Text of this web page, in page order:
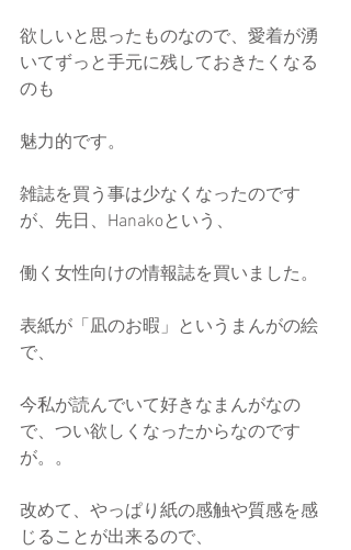
欲しいと思ったものなので、愛着が湧
いてずっと手元に残しておきたくなる
のも
魅力的です。
雑誌を買う事は少なくなったのです
が、先日、Hanakoという、
働く女性向けの情報誌を買いました。
表紙が「凪のお暇」というまんがの絵
で、
今私が読んでいて好きなまんがなの
で、つい欲しくなったからなのです
が。。
改めて、やっぱり紙の感触や質感を感
じることが出来るので、